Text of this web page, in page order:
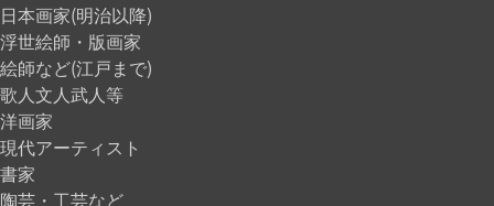
日本画家(明治以降)
浮世絵師・版画家
絵師など(江戸まで)
歌人文人武人等
洋画家
現代アーティスト
書家
陶芸・工芸など